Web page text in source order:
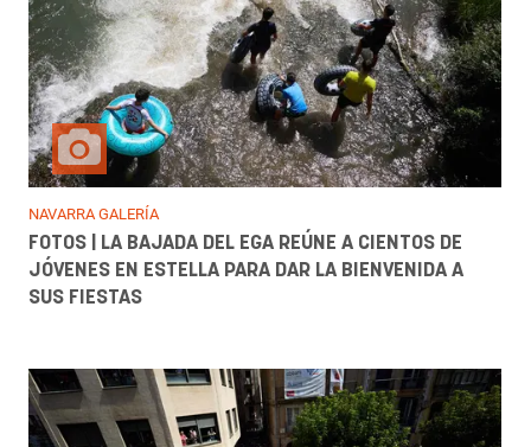
NAVARRA GALERÍA
FOTOS | LA BAJADA DEL EGA REÚNE A CIENTOS DE
JÓVENES EN ESTELLA PARA DAR LA BIENVENIDA A
SUS FIESTAS